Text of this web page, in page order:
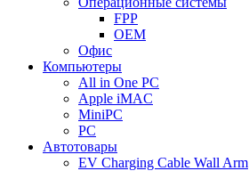
FPP
OEM
Офис
Компьютеры
All in One PC
Apple iMAC
MiniPC
PC
Автотовары
EV Charging Cable Wall Arm